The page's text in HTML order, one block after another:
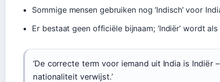
Sommige mensen gebruiken nog ‘Indisch’ voor
Er bestaat geen officiële bijnaam; ‘Indiër’ wordt
‘De correcte term voor iemand uit India is
nationaliteit verwijst.’